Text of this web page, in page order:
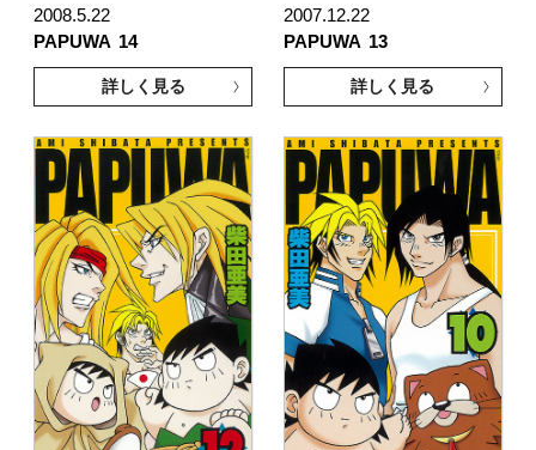
2008.5.22
PAPUWA 14
詳しく見る
2007.12.22
PAPUWA 13
詳しく見る